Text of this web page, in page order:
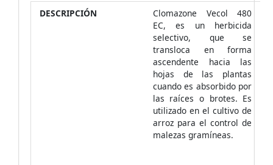
DESCRIPCIÓN
Clomazone Vecol 480
EC, es un herbicida
selectivo, que se
transloca en forma
ascendente hacia las
hojas de las plantas
cuando es absorbido por
las raíces o brotes. Es
utilizado en el cultivo de
arroz para el control de
malezas gramíneas.